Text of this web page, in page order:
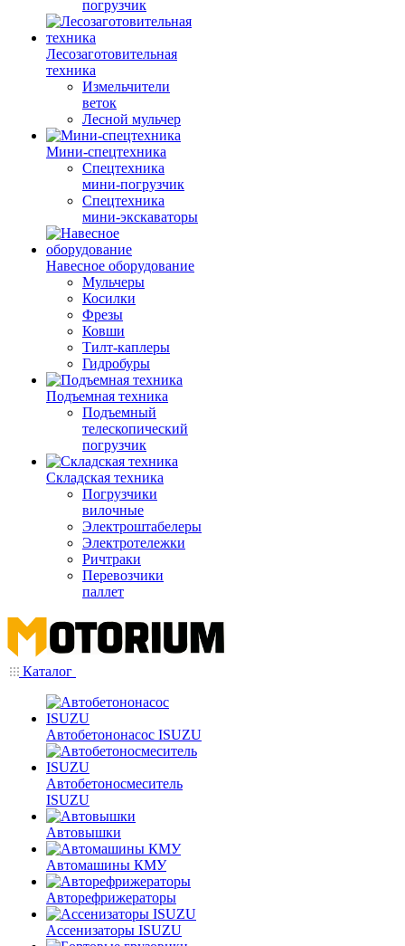
погрузчик
Лесозаготовительная
техника
Измельчители
веток
Лесной мульчер
Мини-спецтехника
Спецтехника
мини-погрузчик
Спецтехника
мини-экскаваторы
Навесное оборудование
Мульчеры
Косилки
Фрезы
Ковши
Тилт-каплеры
Гидробуры
Подъемная техника
Подъемный
телескопический
погрузчик
Складская техника
Погрузчики
вилочные
Электроштабелеры
Электротележки
Ричтраки
Перевозчики
паллет
Каталог
Автобетононасос ISUZU
Автобетоносмеситель
ISUZU
Автовышки
Автомашины КМУ
Авторефрижераторы
Ассенизаторы ISUZU